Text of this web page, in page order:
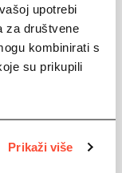
upotrebi
za društvene
kombinirati s
su prikupili
Prikaži više